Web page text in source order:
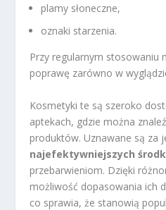
plamy słoneczne,
oznaki starzenia.
Przy regularnym stosowaniu
poprawę zarówno w
Kosmetyki te są szeroko
aptekach, gdzie można
produktów. Uznawane są za
najefektywniejszych
przebarwieniom. Dzięki
możliwość dopasowania ich
co sprawia, że stanowią